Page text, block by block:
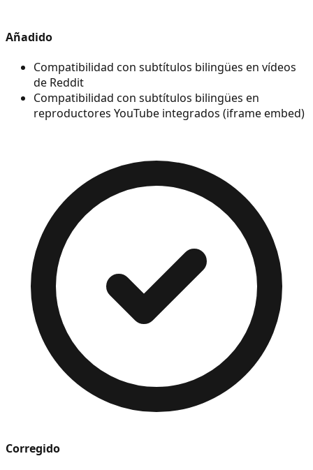
Añadido
Compatibilidad con subtítulos bilingües en vídeos
de Reddit
Compatibilidad con subtítulos bilingües en
reproductores YouTube integrados (iframe embed)
Corregido